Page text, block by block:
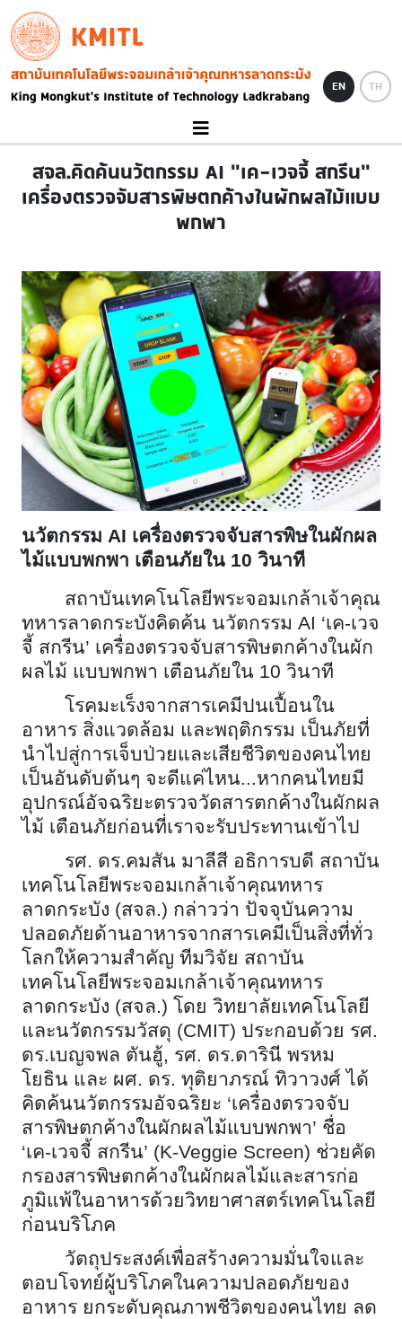
Skip to main content
KMITL
Image
EN TH
สจล.คิดค้นนวัตกรรม AI "เค-เวจจี้ สกรีน"
เครื่องตรวจจับสารพิษตกค้างในผักผลไม้แบบ
พกพา
นวัตกรรม AI เครื่องตรวจจับสารพิษในผักผล
ไม้แบบพกพา เตือนภัยใน 10 วินาที
สถาบันเทคโนโลยีพระจอมเกล้าเจ้าคุณ
ทหารลาดกระบังคิดค้น นวัตกรรม AI ‘เค-เวจ
จี้ สกรีน’ เครื่องตรวจจับสารพิษตกค้างในผัก
ผลไม้ แบบพกพา เตือนภัยใน 10 วินาที
โรคมะเร็งจากสารเคมีปนเปื้อนใน
อาหาร สิ่งแวดล้อม และพฤติกรรม เป็นภัยที่
นำไปสู่การเจ็บป่วยและเสียชีวิตของคนไทย
เป็นอันดับต้นๆ จะดีแค่ไหน...หากคนไทยมี
อุปกรณ์อัจฉริยะตรวจวัดสารตกค้างในผักผล
ไม้ เตือนภัยก่อนที่เราจะรับประทานเข้าไป
รศ. ดร.คมสัน มาลีสี อธิการบดี สถาบัน
เทคโนโลยีพระจอมเกล้าเจ้าคุณทหาร
ลาดกระบัง (สจล.) กล่าวว่า ปัจจุบันความ
ปลอดภัยด้านอาหารจากสารเคมีเป็นสิ่งที่ทั่ว
โลกให้ความสำคัญ ทีมวิจัย สถาบัน
เทคโนโลยีพระจอมเกล้าเจ้าคุณทหาร
ลาดกระบัง (สจล.) โดย วิทยาลัยเทคโนโลยี
และนวัตกรรมวัสดุ (CMIT) ประกอบด้วย รศ.
ดร.เบญจพล ตันฮู้, รศ. ดร.ดารินี พรหม
โยธิน และ ผศ. ดร. ทุติยาภรณ์ ทิวาวงศ์ ได้
คิดค้นนวัตกรรมอัจฉริยะ ‘เครื่องตรวจจับ
สารพิษตกค้างในผักผลไม้แบบพกพา’ ชื่อ
‘เค-เวจจี้ สกรีน’ (K-Veggie Screen) ช่วยคัด
กรองสารพิษตกค้างในผักผลไม้และสารก่อ
ภูมิแพ้ในอาหารด้วยวิทยาศาสตร์เทคโนโลยี
ก่อนบริโภค
วัตถุประสงค์เพื่อสร้างความมั่นใจและ
ตอบโจทย์ผู้บริโภคในความปลอดภัยของ
อาหาร ยกระดับคุณภาพชีวิตของคนไทย ลด